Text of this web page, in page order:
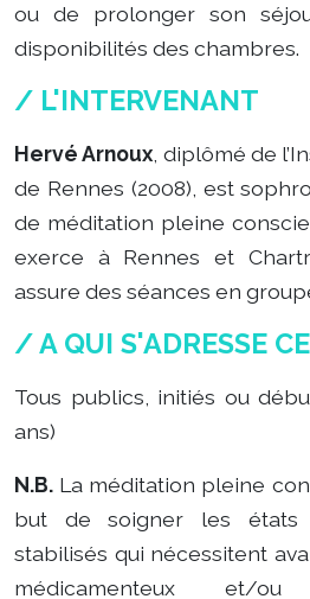
ou de prolonger son
disponibilités des chambres.
/ L'INTERVENANT
Hervé Arnoux , diplômé de
de Rennes (2008), est
de méditation pleine
exerce à Rennes et
assure des séances en
/ A QUI S'ADRESSE
Tous publics, initiés ou
ans)
N.B. La méditation pleine
but de soigner les états
stabilisés qui nécessitent
médicamenteux et/ou